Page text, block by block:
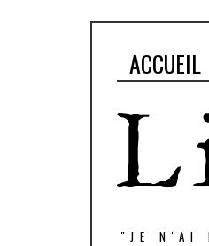
ACCUEIL
"JE N'AI